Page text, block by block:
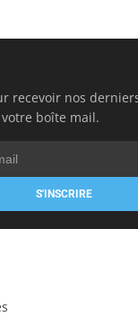
recevoir nos
boîte mail.
S'INSCRIRE